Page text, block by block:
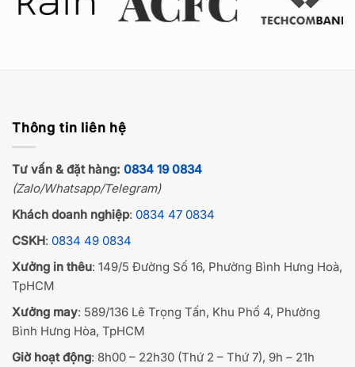
Thông tin liên hệ
Tư vấn & đặt hàng: 0834 19 0834
(Zalo/Whatsapp/Telegram)
Khách doanh nghiệp: 0834 47 0834
CSKH: 0834 49 0834
Xưởng in thêu: 149/5 Đường Số 16, Phường Bình Hưng Hoà,
TpHCM
Xưởng may: 589/136 Lê Trọng Tấn, Khu Phố 4, Phường
Bình Hưng Hòa, TpHCM
Giờ hoạt động: 8h00 – 22h30 (Thứ 2 – Thứ 7), 9h – 21h